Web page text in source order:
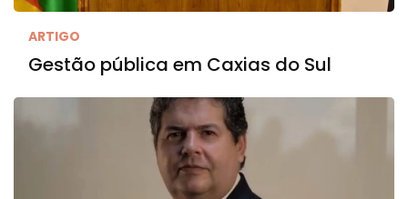
ARTIGO
Gestão pública em Caxias do Sul